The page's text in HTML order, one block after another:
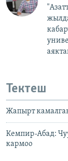
Тектеш
Жапырт
Кемпир-Абад:
кармоо